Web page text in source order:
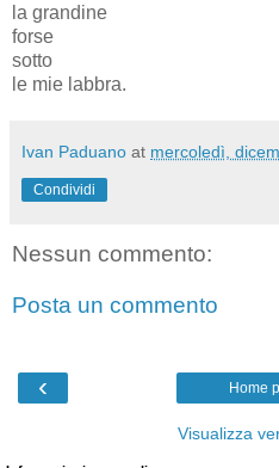
la grandine
forse
sotto
le mie labbra.
Ivan Paduano at mercoledì,
Condividi
Nessun commento:
Posta un commento
‹ Home
Visualizza